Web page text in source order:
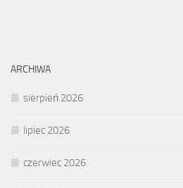
ARCHIWA
sierpień 2026
lipiec 2026
czerwiec 2026